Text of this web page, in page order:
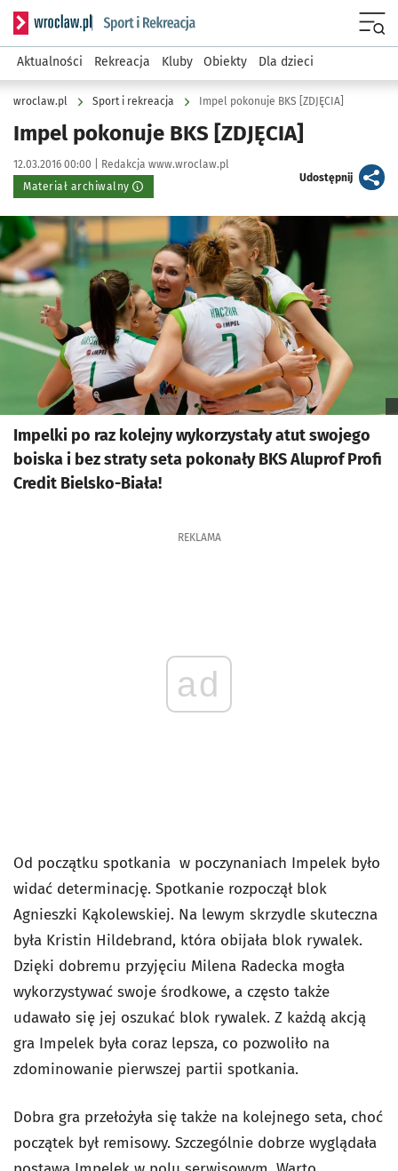
Serwis informacyjny wroclaw.pl podserwis: Sport i rekreacja
Aktualności Rekreacja Kluby Obiekty Dla dzieci
wroclaw.pl Sport i rekreacja Impel pokonuje BKS [ZDJĘCIA]
Impel pokonuje BKS [ZDJĘCIA]
Data publikacji:
12.03.2016 00:00 | Autor:
Redakcja www.wroclaw.pl
Materiał archiwalny
Udostępnijartykuł
Kliknij, aby powiększyć
Impelki po raz kolejny wykorzystały atut swojego
boiska i bez straty seta pokonały BKS Aluprof Profi
Credit Bielsko-Biała!
REKLAMA
ad
Od początku spotkania w poczynaniach Impelek było
widać determinację. Spotkanie rozpoczął blok
Agnieszki Kąkolewskiej. Na lewym skrzydle skuteczna
była Kristin Hildebrand, która obijała blok rywalek.
Dzięki dobremu przyjęciu Milena Radecka mogła
wykorzystywać swoje środkowe, a często także
udawało się jej oszukać blok rywalek. Z każdą akcją
gra Impelek była coraz lepsza, co pozwoliło na
zdominowanie pierwszej partii spotkania.
Dobra gra przełożyła się także na kolejnego seta, choć
początek był remisowy. Szczególnie dobrze wyglądała